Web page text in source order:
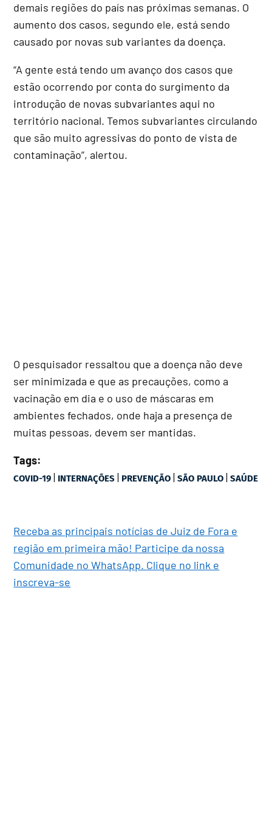
demais regiões do país nas próximas semanas. O
aumento dos casos, segundo ele, está sendo
causado por novas sub variantes da doença.
“A gente está tendo um avanço dos casos que
estão ocorrendo por conta do surgimento da
introdução de novas subvariantes aqui no
território nacional. Temos subvariantes circulando
que são muito agressivas do ponto de vista de
contaminação”, alertou.
O pesquisador ressaltou que a doença não deve
ser minimizada e que as precauções, como a
vacinação em dia e o uso de máscaras em
ambientes fechados, onde haja a presença de
muitas pessoas, devem ser mantidas.
Tags:
COVID-19 | INTERNAÇÕES | PREVENÇÃO |SÃO PAULO |SAÚDE
Receba as principais notícias de Juiz de Fora e
região em primeira mão! Participe da nossa
Comunidade no WhatsApp. Clique no link e
inscreva-se